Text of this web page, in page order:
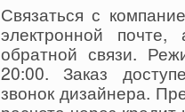
Связаться с
электронной
обратной связи.
20:00. Заказ
звонок дизайнера.